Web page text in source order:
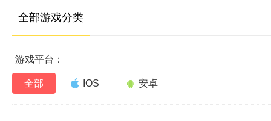
全部游戏分类
游戏平台：
全部 IOS 安卓